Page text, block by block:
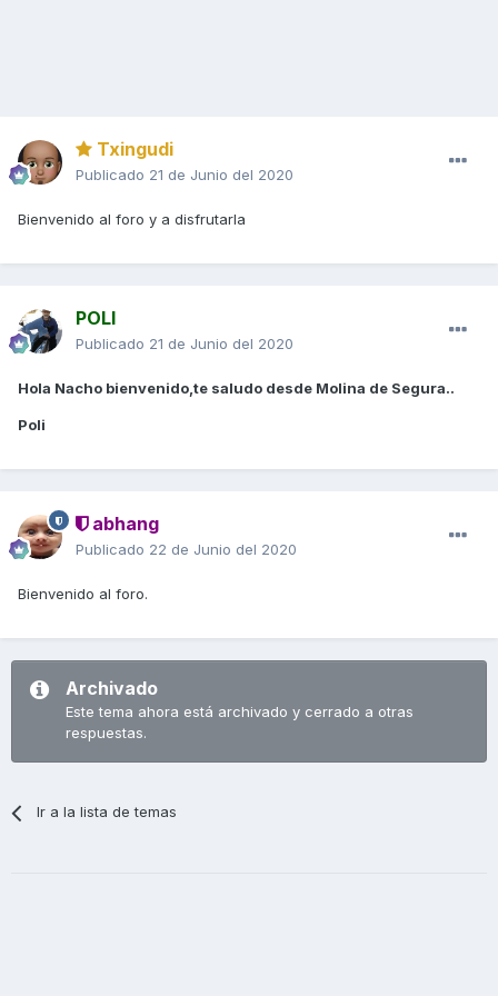
Txingudi
Publicado 21 de Junio del 2020
Bienvenido al foro y a disfrutarla
POLI
Publicado 21 de Junio del 2020
Hola Nacho bienvenido,te saludo desde Molina de Segura..
Poli
abhang
Publicado 22 de Junio del 2020
Bienvenido al foro.
Archivado
Este tema ahora está archivado y cerrado a otras
respuestas.
Ir a la lista de temas